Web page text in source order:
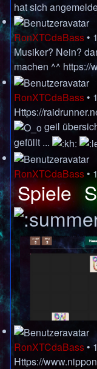
hat sich
RonXTCdaBass•
Musiker? Nein?
machen ^^ https://
RonXTCdaBass •
Https://
geil
gefüllt ...
RonXTCdaBass •
Spiele
RonXTCdaBass•
Https://